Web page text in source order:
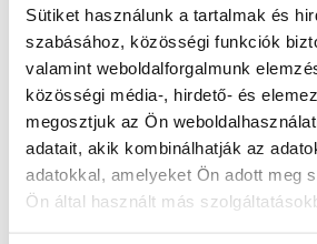
Sütiket használunk a tartalmak és
szabásához, közösségi funkciók
valamint weboldalforgalmunk
közösségi média-, hirdető- és
megosztjuk az Ön
adatait, akik kombinálhatják az
adatokkal, amelyeket Ön adott meg
Ön által használt más
Delta Plus PVCC600
munkakesztyű 10
5 697 Ft
Kesztyűméret: 10
Típus: Védő ruha felszerelés
Szín: piros
Raktáron 5 db
Delta
2 968